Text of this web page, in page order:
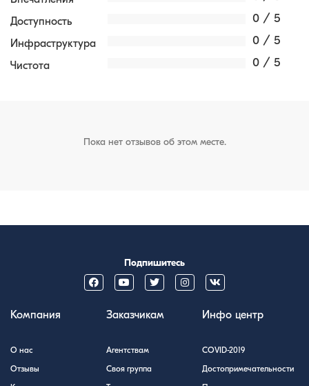
Доступность 0 / 5
Инфраструктура 0 / 5
Чистота 0 / 5
Пока нет отзывов об этом месте.
Подпишитесь
Компания
О нас
Отзывы
Заказчикам
Агентствам
Своя группа
Инфо центр
COVID-2019
Достопримечательности